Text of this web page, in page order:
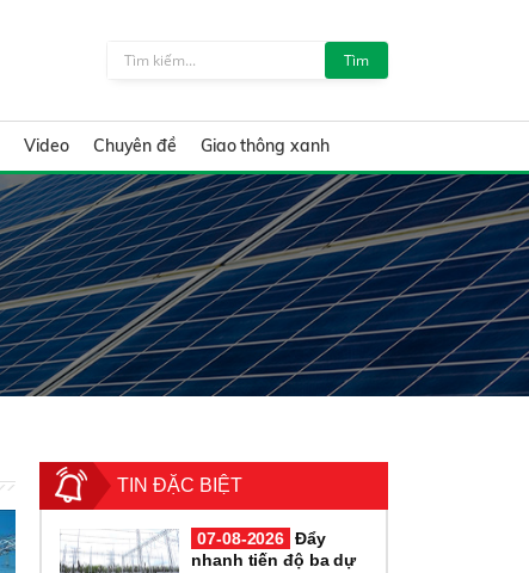
Tìm
Video Chuyên đề Giao thông xanh
TIN ĐẶC BIỆT
07-08-2026 Đẩy
nhanh tiến độ ba dự